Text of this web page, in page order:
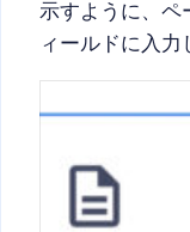
示すように、ペ
ィールドに入力